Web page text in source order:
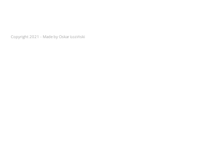
Copyright 2021 - Made by Oskar Łoziński